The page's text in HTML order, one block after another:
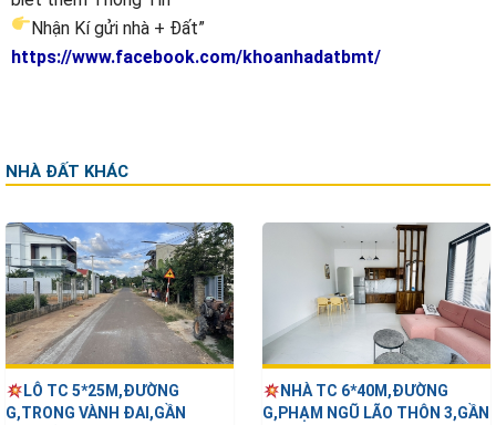
Nhận Kí gửi nhà + Đất”
https://www.facebook.com/khoanhadatbmt/
NHÀ ĐẤT KHÁC
NHÀ TC 6*40M,ĐƯỜNG
G,PHẠM NGŨ LÃO THÔN 3,GẦN
LÔ TC 5*25M,ĐƯỜNG
G,TRONG VÀNH ĐAI,GẦN